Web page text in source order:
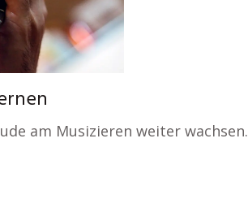
am Musizieren weiter wachsen.